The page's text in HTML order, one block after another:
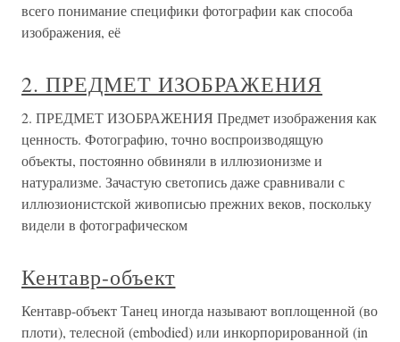
всего понимание специфики фотографии как способа
изображения, её
2. ПРЕДМЕТ ИЗОБРАЖЕНИЯ
2. ПРЕДМЕТ ИЗОБРАЖЕНИЯ Предмет изображения как
ценность. Фотографию, точно воспроизводящую
объекты, постоянно обвиняли в иллюзионизме и
натурализме. Зачастую светопись даже сравнивали с
иллюзионистской живописью прежних веков, поскольку
видели в фотографическом
Кентавр-объект
Кентавр-объект Танец иногда называют воплощенной (во
плоти), телесной (embodied) или инкорпорированной (in